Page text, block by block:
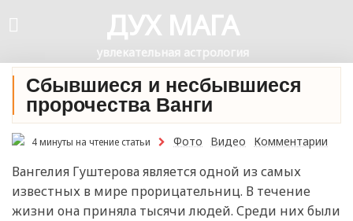
ДУХ МАГА
увлекательная астрология
Сбывшиеся и несбывшиеся
пророчества Ванги
4 минуты на чтение статьи Фото Видео Комментарии
Вангелия Гуштерова является одной из самых
известных в мире прорицательниц. В течение
жизни она приняла тысячи людей. Среди них были